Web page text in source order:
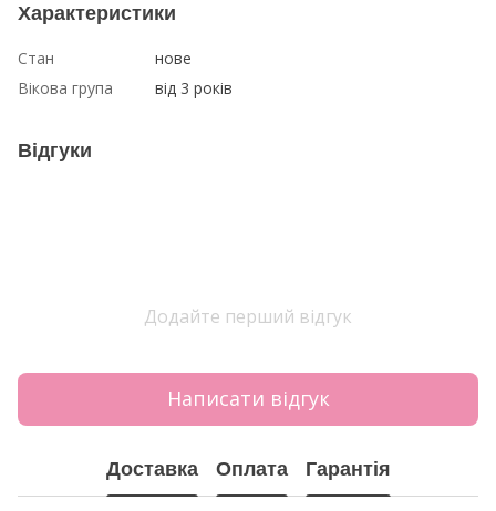
Характеристики
Стан
нове
Вікова група
від 3 років
Відгуки
Додайте перший відгук
Написати відгук
Доставка Оплата Гарантія